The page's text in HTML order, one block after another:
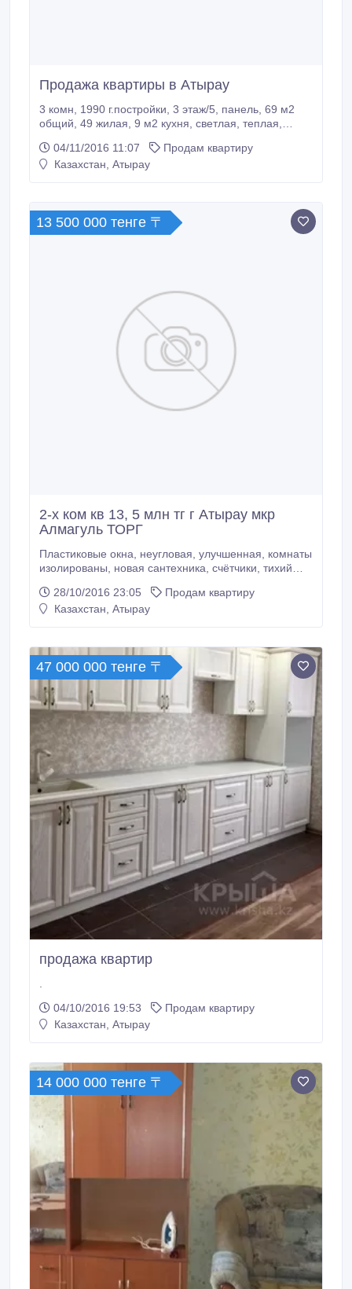
Продажа квартиры в Атырау
3 комн, 1990 г.постройки, 3 этаж/5, панель, 69 м2
общий, 49 жилая, 9 м2 кухня, светлая, теплая,
развлекательный центр, рядом остановки,
супермаркет или обменяю.
04/11/2016 11:07
Продам квартиру
Казахстан, Атырау
13 500 000 тенге 〒
2-x ком кв 13, 5 млн тг г Атырау мкр
Алмагуль ТОРГ
Пластиковые окна, неугловая, улучшенная, комнаты
изолированы, новая сантехника, счётчики, тихий
теплая, рядом роддом, школа, супермаркеты,
больница, лифт работает, продаеться в связи с
28/10/2016 23:05
Продам квартиру
Казахстан, Атырау
47 000 000 тенге 〒
продажа квартир
04/10/2016 19:53
Продам квартиру
Казахстан, Атырау
14 000 000 тенге 〒